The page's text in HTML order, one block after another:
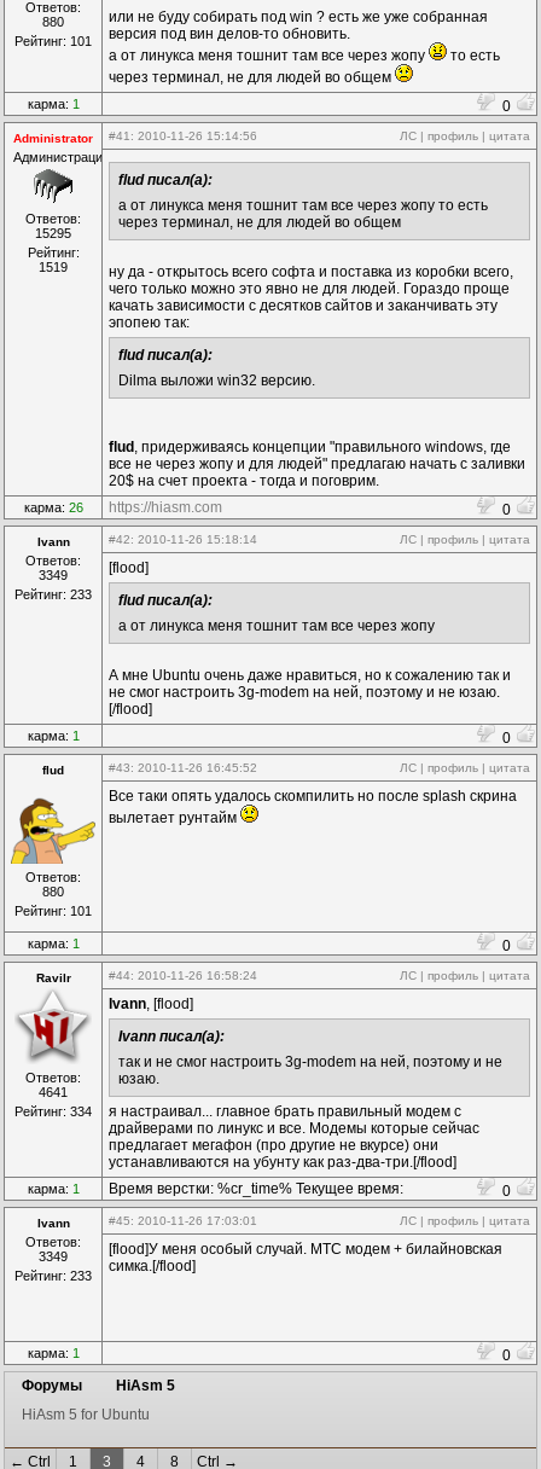
Ответов:
880
Рейтинг: 101
или не буду собирать под win ? есть же уже собранная
версия под вин делов-то обновить.
а от линукса меня тошнит там все через жопу
то есть
через терминал, не для людей во общем
карма: 1 0
Administrator
Администрация
Ответов:
15295
Рейтинг:
1519
#41 : 2010-11-26 15:14:56 ЛС | профиль | цитата
flud писал(а):
а от линукса меня тошнит там все через жопу то есть
через терминал, не для людей во общем
ну да - открытось всего софта и поставка из коробки всего,
чего только можно это явно не для людей. Гораздо проще
качать зависимости с десятков сайтов и заканчивать эту
эпопею так:
flud писал(а):
Dilma выложи win32 версию.
flud , придерживаясь концепции "правильного windows, где
все не через жопу и для людей" предлагаю начать с заливки
20$ на счет проекта - тогда и поговрим.
карма: 26 https://hiasm.com 0
Ivann
Ответов:
3349
Рейтинг: 233
#42: 2010-11-26 15:18:14 ЛС | профиль | цитата
[flood]
flud писал(а):
а от линукса меня тошнит там все через жопу
А мне Ubuntu очень даже нравиться, но к сожалению так и
не смог настроить 3g-modem на ней, поэтому и не юзаю.
[/flood]
карма: 1 0
flud
Ответов:
880
Рейтинг: 101
#43: 2010-11-26 16:45:52 ЛС | профиль | цитата
Все таки опять удалось скомпилить но после splash скрина
вылетает рунтайм
карма: 1 0
Ravilr
Ответов:
4641
Рейтинг: 334
#44: 2010-11-26 16:58:24 ЛС | профиль | цитата
Ivann, [flood]
Ivann писал(а):
так и не смог настроить 3g-modem на ней, поэтому и не
юзаю.
я настраивал... главное брать правильный модем с
драйверами по линукс и все. Модемы которые сейчас
предлагает мегафон (про другие не вкурсе) они
устанавливаются на убунту как раз-два-три.[/flood]
карма: 1
Время верстки: %cr_time% Текущее время:
%time%
0
Ivann
Ответов:
3349
Рейтинг: 233
#45: 2010-11-26 17:03:01 ЛС | профиль | цитата
[flood]У меня особый случай. МТС модем + билайновская
симка.[/flood]
карма: 1
0
Форумы
HiAsm 5
HiAsm 5 for Ubuntu
← Ctrl 1 3 4 8 Ctrl →